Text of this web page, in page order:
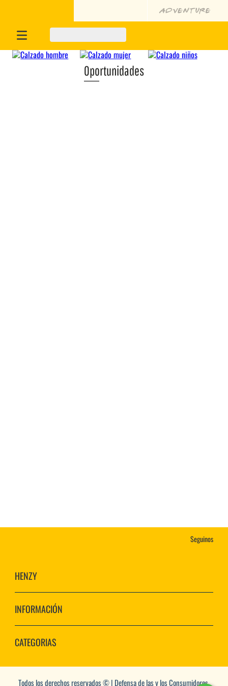
Oportunidades
Seguinos
HENZY
INFORMACIÓN
CATEGORIAS
Todos los derechos reservados © | Defensa de las y los Consumidores.